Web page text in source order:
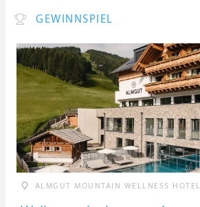
GEWINNSPIEL
ALMGUT MOUNTAIN WELLNESS HOTEL